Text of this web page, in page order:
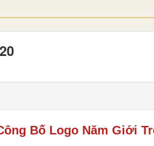
Bố Logo Năm Giới